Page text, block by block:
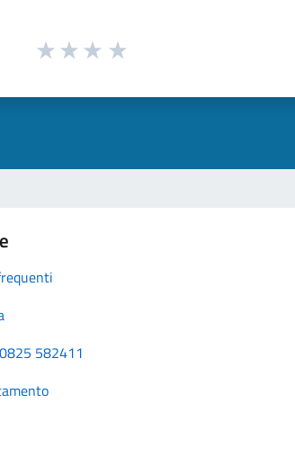
582411